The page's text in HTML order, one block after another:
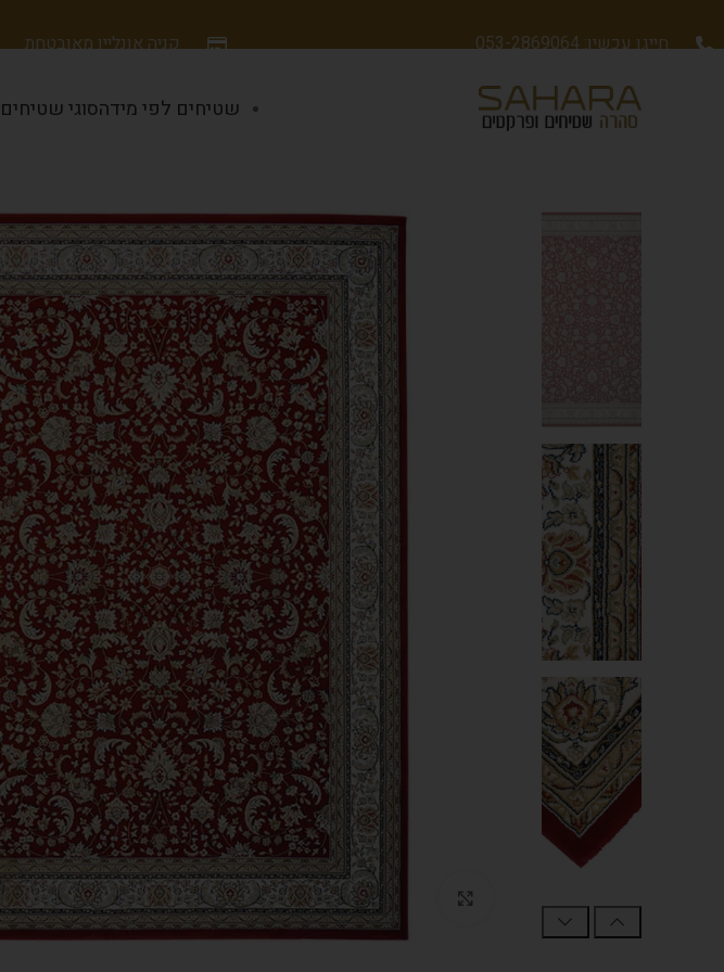
קניה אונליין מאובטחת חייגו עכשיו: 053-2869064
שטיחים לפי מידהסוגי שטיחים
Click to enlarge